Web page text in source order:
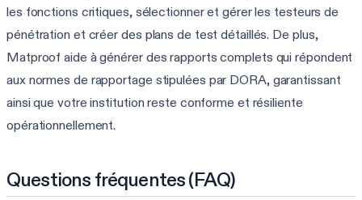
les fonctions critiques, sélectionner et gérer les testeurs de
pénétration et créer des plans de test détaillés. De plus,
Matproof aide à générer des rapports complets qui répondent
aux normes de rapportage stipulées par DORA, garantissant
ainsi que votre institution reste conforme et résiliente
opérationnellement.
Questions fréquentes (FAQ)